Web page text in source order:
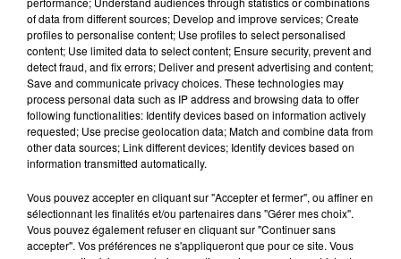
FILS D'ACTUS
of data from different sources; Develop and improve services; Create
profiles to personalise content; Use profiles to select personalised
content; Use limited data to select content; Ensure security, prevent and
detect fraud, and fix errors; Deliver and present advertising and content;
Save and communicate privacy choices. These technologies may
process personal data such as IP address and browsing data to offer
following functionalities: Identify devices based on information actively
requested; Use precise geolocation data; Match and combine data from
other data sources; Link different devices; Identify devices based on
information transmitted automatically.
Vous pouvez accepter en cliquant sur "Accepter et fermer", ou affiner en
sélectionnant les finalités et/ou partenaires dans "Gérer mes choix".
Vous pouvez également refuser en cliquant sur "Continuer sans
accepter". Vos préférences ne s'appliqueront que pour ce site. Vous